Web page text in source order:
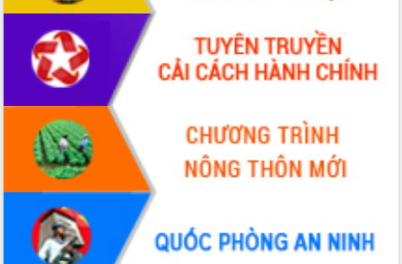
Tổ chức trang trọng Lễ hội Đền thờ
Lương Văn Chánh năm 2026
Phó Bí thư Tỉnh ủy Đắk Lắk Đỗ Hữu
Huy giữ chức Bí thư Đảng ủy Ủy Ban
Nhân dân tỉnh
Bệnh án điện tử thúc đẩy chuyển đổi
số y tế tại Đắk Lắk
Chuyển đổi số thư viện: Mở rộng
không gian tri thức trong thời đại số
Đánh giá, rút kinh nghiệm công tác tổ
chức diễn tập trước ngày bầu cử
Chương trình “Gặp gỡ hữu nghị –
Friendship Meeting New Year 2026”